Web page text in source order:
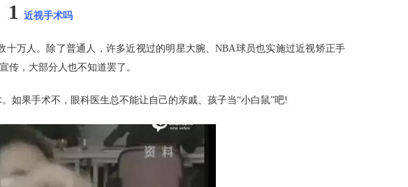
1 近视手术吗
万人。除了普通人，许多近视过的明星大腕、NBA球员也实施过近视矫正手
传，大部分人也不知道罢了。
如果手术不，眼科医生总不能让自己的亲戚、孩子当“小白鼠”吧!